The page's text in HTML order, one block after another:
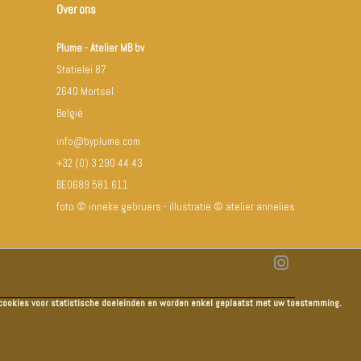
Over ons
Plume - Atelier MB bv
Statielei 87
2640 Mortsel
België
info@byplume.com
+32 (0) 3 290 44 43
BE0689 581 611
foto © inneke gebruers - illustratie © atelier annelies
voor statistische doeleinden en worden enkel geplaatst met uw toestemming.